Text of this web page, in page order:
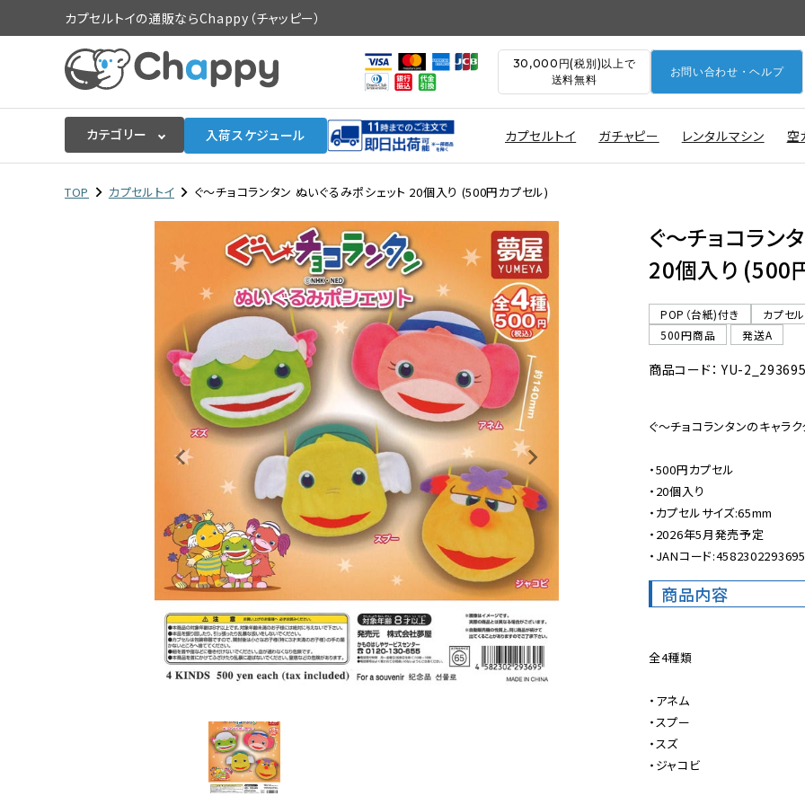
カプセルトイの通販ならChappy（チャッピー）
30,000円(税別)以上で
送料無料
お問い合わせ・ヘルプ
カテゴリー 入荷スケジュール カプセルトイ ガチャピー レンタルマシン 空
ログイン 会員登録
入荷スケジュールをチェック
販促用カプセルトイ
よくあるご質問
ご利用ガイド
06-6282-7659
TOP カプセルトイ ぐ〜チョコランタン ぬいぐるみポシェット 20個入り (500円カプセル)
ぐ〜チョコラン
20個入り (500
POP（台紙)付き
カプセ
500円商品
発送A
商品コード： YU-2_293695
ぐ〜チョコランタンのキャラ
・500円カプセル
・20個入り
・カプセルサイズ:65mm
・2026年5月発売予定
・JANコード:4582302293695
商品内容
全4種類
・アネム
・スプー
・スズ
・ジャコビ